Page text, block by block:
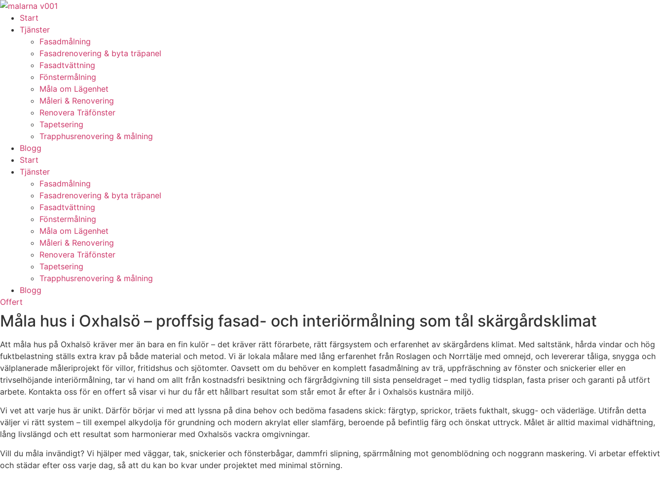
Skip
content
Start
Tjänster
Fasadmålning
Fasadrenovering & byta träpanel
Fasadtvättning
Fönstermålning
Måla om Lägenhet
Måleri & Renovering
Renovera Träfönster
Tapetsering
Trapphusrenovering & målning
Blogg
Start
Tjänster
Fasadmålning
Fasadrenovering & byta träpanel
Fasadtvättning
Fönstermålning
Måla om Lägenhet
Måleri & Renovering
Renovera Träfönster
Tapetsering
Trapphusrenovering & målning
Blogg
Offert
Måla hus i Oxhalsö – proffsig fasad- och interiörmålning som tål skärgårdsklimat
Att måla hus på Oxhalsö kräver mer än bara en fin kulör – det kräver rätt förarbete, rätt färgsystem och erfarenhet av skärgårdens klimat. Med saltstänk, hårda vindar och hög
fuktbelastning ställs extra krav på både material och metod. Vi är lokala målare med lång erfarenhet från Roslagen och Norrtälje med omnejd, och levererar tåliga, snygga och
välplanerade måleriprojekt för villor, fritidshus och sjötomter. Oavsett om du behöver en komplett fasadmålning av trä, uppfräschning av fönster och snickerier eller en
trivselhöjande interiörmålning, tar vi hand om allt från kostnadsfri besiktning och färgrådgivning till sista penseldraget – med tydlig tidsplan, fasta priser och garanti på utfört
arbete. Kontakta oss för en offert så visar vi hur du får ett hållbart resultat som står emot år efter år i Oxhalsös kustnära miljö.
Vi vet att varje hus är unikt. Därför börjar vi med att lyssna på dina behov och bedöma fasadens skick: färgtyp, sprickor, träets fukthalt, skugg- och väderläge. Utifrån detta
väljer vi rätt system – till exempel alkydolja för grundning och modern akrylat eller slamfärg, beroende på befintlig färg och önskat uttryck. Målet är alltid maximal vidhäftning,
lång livslängd och ett resultat som harmonierar med Oxhalsös vackra omgivningar.
Vill du måla invändigt? Vi hjälper med väggar, tak, snickerier och fönsterbågar, dammfri slipning, spärrmålning mot genomblödning och noggrann maskering. Vi arbetar effektivt
och städar efter oss varje dag, så att du kan bo kvar under projektet med minimal störning.